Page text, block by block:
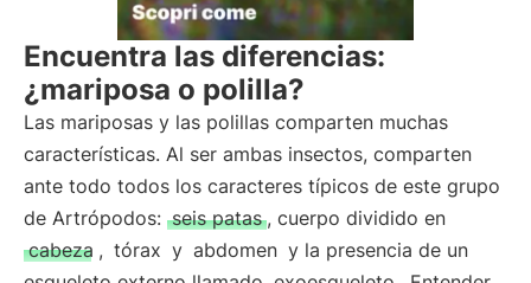
Encuentra las diferencias:
¿mariposa o polilla?
Las mariposas y las polillas comparten muchas
características. Al ser ambas insectos, comparten
ante todo todos los caracteres típicos de este grupo
de Artrópodos: seis patas , cuerpo dividido en
cabeza , tórax y abdomen y la presencia de un